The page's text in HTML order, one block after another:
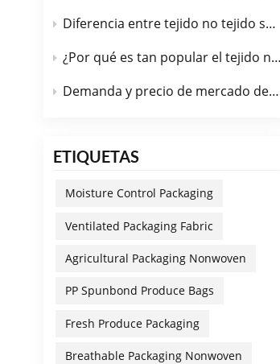
Diferencia entre tejido no tejido spunbond y tejido no tejido PP
¿Por qué es tan popular el tejido no tejido de PP spunbond en la industria automotriz?
Demanda y precio de mercado de la tela no tejida spunbond de PP funcional en julio de 2026.
ETIQUETAS
Moisture Control Packaging
Ventilated Packaging Fabric
Agricultural Packaging Nonwoven
PP Spunbond Produce Bags
Fresh Produce Packaging
Breathable Packaging Nonwoven